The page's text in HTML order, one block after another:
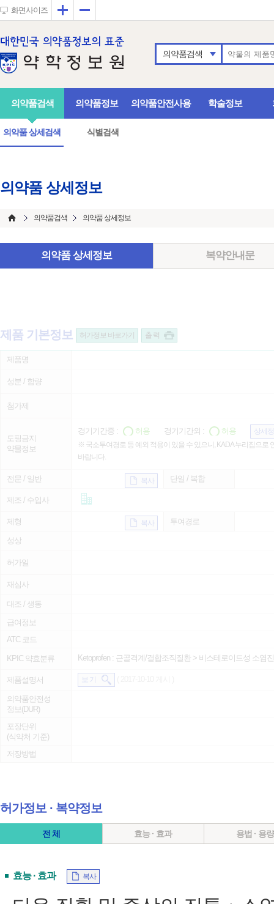
화면사이즈 확대
의약품검색
의약품검색
의약품 상세검색 식별검색
의약품정보 의약품안전사용 학술정보
의약품 상세정보
의약품검색 의약품 상세정보
의약품 상세정보 복약안내문
제품 기본정보 허가정보 바로가기 출 력
제품명
성분 / 함량
첨가제
도핑금지
약물정보
경기기간중 : 허용 경기기간외 : 허용
상세
※ 국소투여경로 등 예외 적용이 있을 수 있으니, KADA 누리집으로
바랍니다.
전문 / 일반 복사 단일 / 복합
제조 / 수입사
제형 복사 투여경로
성상
허가일
재심사
대조 / 생동
급여정보
ATC 코드
KPIC 약효분류 Ketoprofen : 근골격계/결합조직질환 > 비스테로이드성 소염
제품설명서 보 기
의약품안전성
정보(DUR)
포장단위
(식약처 기준)
저장방법
허가정보 ∙ 복약정보
전 체 효능 · 효과 용법 · 용량
효능 · 효과 복사